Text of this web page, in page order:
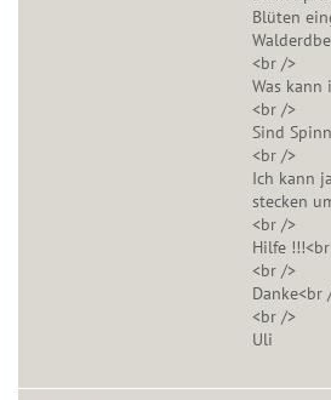
Blüten
<br />
Was kann
<br />
Sind
<br />
Ich kann
stecken
<br />
Hilfe
<br />
Danke<br
<br />
Uli